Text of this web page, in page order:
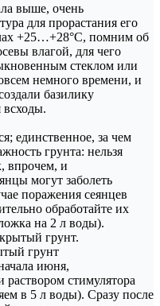
выше, очень
для прорастания его
+25…+28°C, помним об
влагой, для чего
стеклом или
немного времени, и
базилику
всходы.
единственное, за чем
грунта: нельзя
впрочем, и
могут заболеть
поражения сеянцев
обработайте их
на 2 л воды).
грунт.
грунт
июня,
раствором стимулятора
в 5 л воды). Сразу после